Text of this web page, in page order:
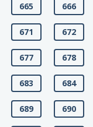
665 666
671 672
677 678
683 684
689 690